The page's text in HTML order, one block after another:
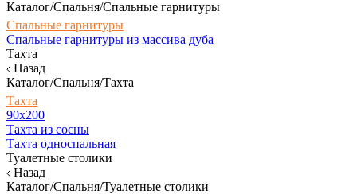
Каталог/Спальня/Спальные гарнитуры
Спальные гарнитуры
Спальные гарнитуры из массива дуба
Тахта
Назад
Каталог/Спальня/Тахта
Тахта
90х200
Тахта из сосны
Тахта односпальная
Туалетные столики
Назад
Каталог/Спальня/Туалетные столики